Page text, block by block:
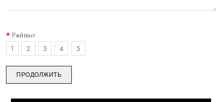
Рейтинг
1
2 3 4 5
ПРОДОЛЖИТЬ